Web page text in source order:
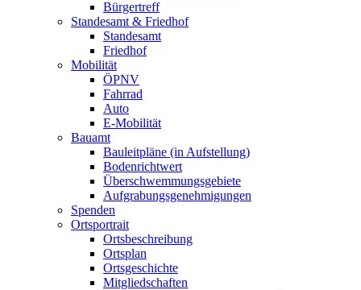
Bürgertreff
Standesamt & Friedhof
Standesamt
Friedhof
Mobilität
ÖPNV
Fahrrad
Auto
E-Mobilität
Bauamt
Bauleitpläne (in Aufstellung)
Bodenrichtwert
Überschwemmungsgebiete
Aufgrabungsgenehmigungen
Spenden
Ortsportrait
Ortsbeschreibung
Ortsplan
Ortsgeschichte
Mitgliedschaften